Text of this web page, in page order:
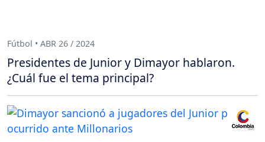
Fútbol • ABR 26 / 2024
Presidentes de Junior y Dimayor hablaron.
¿Cuál fue el tema principal?